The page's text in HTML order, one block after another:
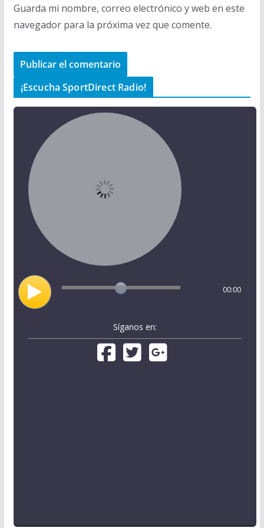
Guarda mi nombre, correo electrónico y web en este
navegador para la próxima vez que comente.
¡Escucha SportDirect Radio!
00:00
Síganos en: